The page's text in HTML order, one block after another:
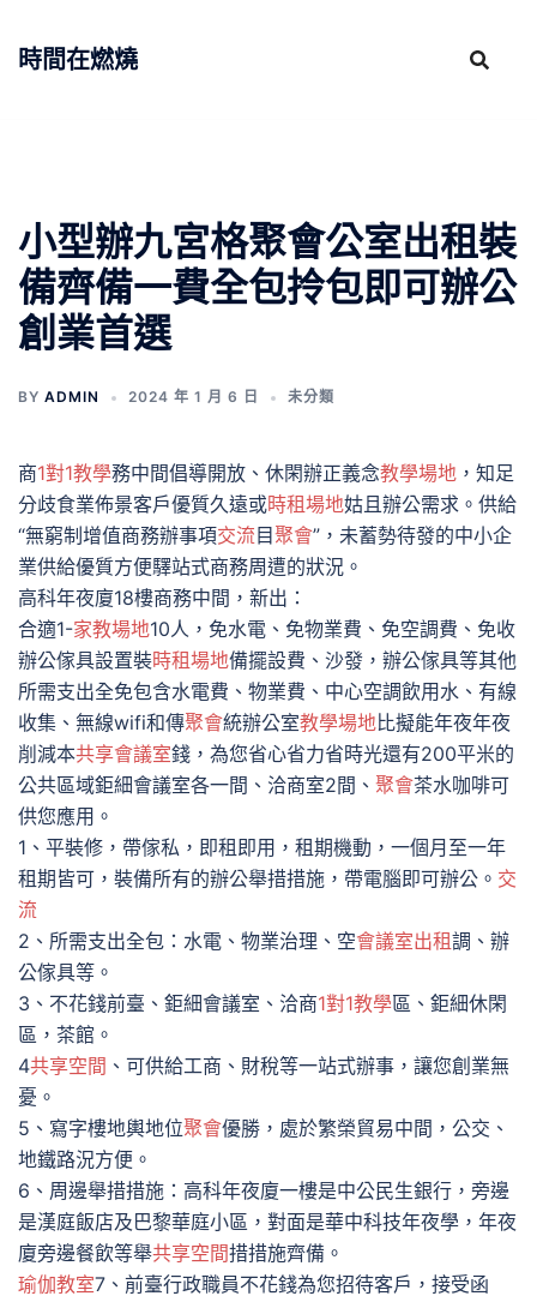
時間在燃燒
小型辦九宮格聚會公室出租裝
備齊備一費全包拎包即可辦公
創業首選
BY ADMIN 2024 年 1 月 6 日 未分類
商1對1教學務中間倡導開放、休閑辦正義念教學場地 ，知足
分歧食業佈景客戶優質久遠或時租場地姑且辦公需求。供給
“無窮制增值商務辦事項交流 目聚會”，未蓄勢待發的中小企
業供給優質方便驛站式商務周遭的狀況。
高科年夜廈18樓商務中間，新出：
合適1-家教場地10人，免水電、免物業費、免空調費、免收
辦公傢具設置裝時租場地備擺設費、沙發，辦公傢具等其他
所需支出全免包含水電費、物業費、中心空調飲用水、有線
收集、無線wifi和傳聚會統辦公室教學場地比擬能年夜年夜
削減本共享會議室錢，為您省心省力省時光還有200平米的
公共區域鉅細會議室各一間、洽商室2間、 聚會茶水咖啡可
供您應用。
1、平裝修，帶傢私，即租即用，租期機動，一個月至一年
租期皆可，裝備所有的辦公舉措措施，帶電腦即可辦公。 交
流
2、所需支出全包：水電、物業治理、空會議室出租調、辦
公傢具等。
3、不花錢前臺、鉅細會議室、洽商1對1教學區、鉅細休閑
區，茶館。
4共享空間 、可供給工商、財稅等一站式辦事，讓您創業無
憂。
5、寫字樓地輿地位聚會優勝，處於繁榮貿易中間，公交、
地鐵路況方便。
6、周邊舉措措施：高科年夜廈一樓是中公民生銀行，旁邊
是漢庭飯店及巴黎華庭小區，對面是華中科技年夜學，年夜
廈旁邊餐飲等舉共享空間措措施齊備。
瑜伽教室7、前臺行政職員不花錢為您招待客戶，接受函